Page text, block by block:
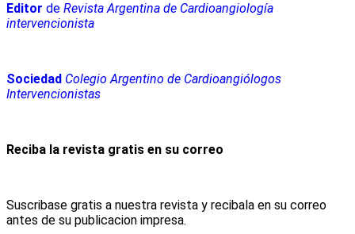
Editor de Revista Argentina de Cardioangiología
intervencionista
Sociedad Colegio Argentino de Cardioangiólogos
Intervencionistas
Reciba la revista gratis en su correo
Suscribase gratis a nuestra revista y recibala en su correo
antes de su publicacion impresa.